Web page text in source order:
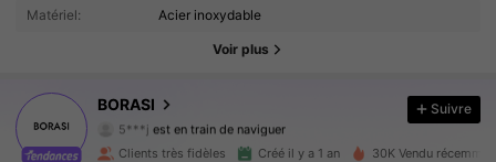
Matériel: Acier inoxydable
Voir plus
BORASI
4.92
12K Suiveurs
Suivre
Clients très fidèles Créé il y a 1 an 30K Vendu